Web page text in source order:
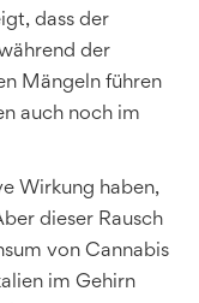
dass der
der
Mängeln führen
auch noch im
Wirkung haben,
dieser Rausch
von Cannabis
im Gehirn